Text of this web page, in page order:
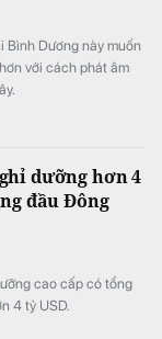
Bình Dương này muốn
với cách phát âm
dưỡng hơn 4
đầu Đông
cao cấp có tổng
4 tỷ USD.